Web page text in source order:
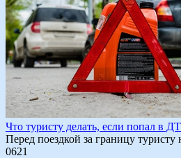
Что туристу делать, если попал в
Перед поездкой за границу
0621